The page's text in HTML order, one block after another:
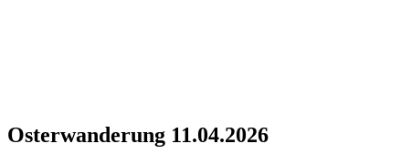
Osterwanderung 11.04.2026